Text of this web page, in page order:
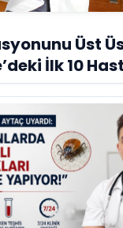
Üst
İlk 10